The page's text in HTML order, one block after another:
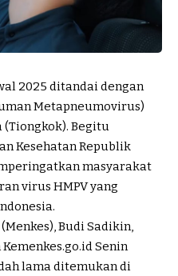
2025 ditandai dengan
Metapneumovirus)
(Tiongkok). Begitu
Kesehatan Republik
masyarakat
virus HMPV yang
Budi Sadikin,
Senin
lama ditemukan di